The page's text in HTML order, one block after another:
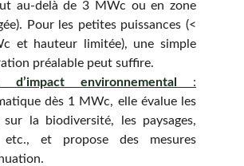
au-delà de 3 MWc ou en zone
Pour les petites puissances (<
et hauteur limitée), une simple
préalable peut suffire.
d’impact environnemental
:
dès 1 MWc, elle évalue les
sur la biodiversité, les paysages,
etc., et propose des mesures